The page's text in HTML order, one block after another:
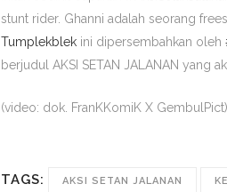
stunt rider. Ghanni adalah seorang
Tumplekblek ini dipersembahkan oleh
berjudul AKSI SETAN JALANAN yang
(video: dok. FranKKomiK X GembulPict)
TAGS: AKSI SETAN JALANAN